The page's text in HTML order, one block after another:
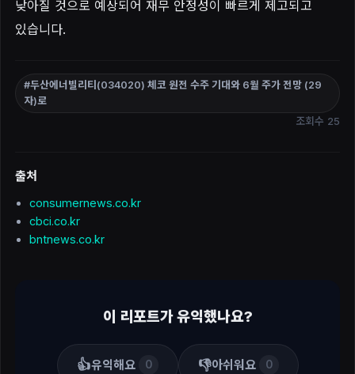
낮아질 것으로 예상되어 재무 안정성이 빠르게 제고되고
있습니다.
#두산에너빌리티(034020) 체코 원전 수주 기대와 6월 주가 전망 (29
자)로
조회수 25
출처
consumernews.co.kr
cbci.co.kr
bntnews.co.kr
이 리포트가 유익했나요?
👍유익해요 0 👎아쉬워요 0